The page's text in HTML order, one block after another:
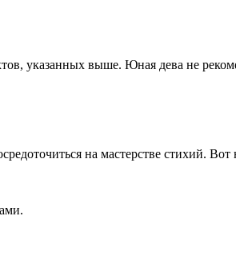
указанных выше. Юная дева не
на мастерстве стихий.